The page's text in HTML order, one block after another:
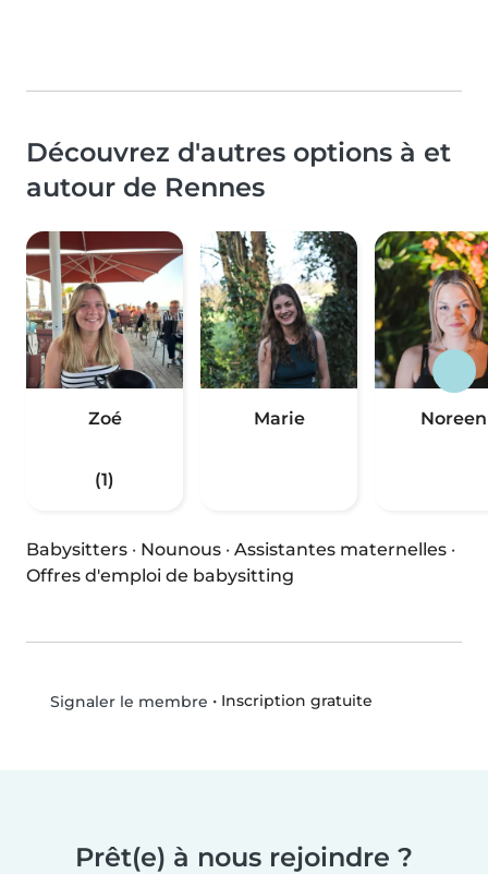
Découvrez d'autres options à et
autour de Rennes
Zoé
(1)
Marie Noreen
Babysitters · Nounous · Assistantes maternelles ·
Offres d'emploi de babysitting
Signaler le membre • Inscription gratuite
Prêt(e) à nous rejoindre ?